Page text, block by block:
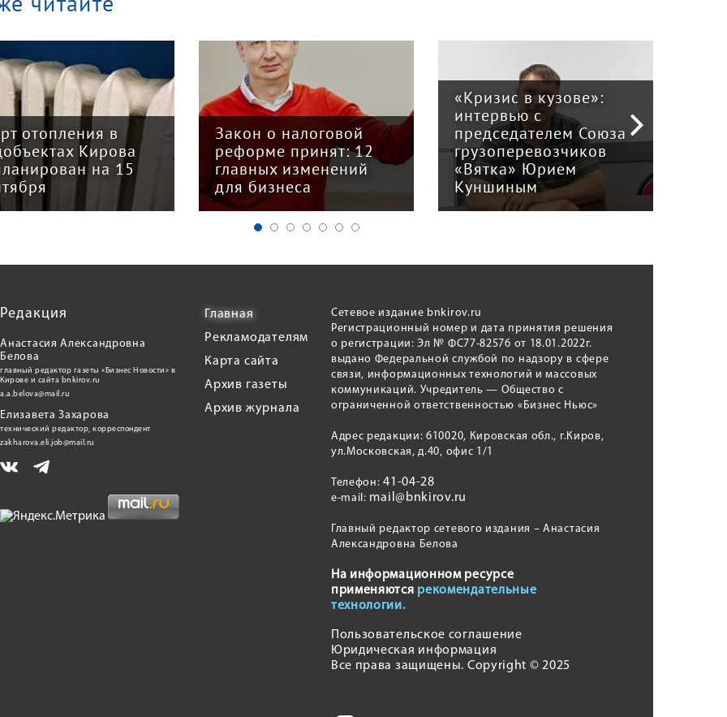
отопления в
Кирова
на 15
Закон о налоговой
реформе принят: 12
главных изменений
для бизнеса
«Кризис в кузове»:
интервью с
председателем Союза
грузоперевозчиков
«Вятка» Юрием
Куншиным
Редакция
Анастасия Александровна
Белова
главный редактор газеты «Бизнес Новости» в
Кирове и сайта bnkirov.ru
a.a.belova@mail.ru
Елизавета Захарова
технический редактор, корреспондент
zakharova.eli.job@mail.ru
Главная
Рекламодателям
Карта сайта
Архив газеты
Архив журнала
Сетевое издание bnkirov.ru
Регистрационный номер и дата принятия решения
о регистрации: Эл № ФС77-82576 от 18.01.2022г.
выдано Федеральной службой по надзору в сфере
связи, информационных технологий и массовых
коммуникаций. Учредитель — Общество с
ограниченной ответственностью «Бизнес Ньюс»
Адрес редакции: 610020, Кировская обл., г.Киров,
ул.Московская, д.40, офис 1/1
Телефон:41-04-28
e-mail: mail@bnkirov.ru
Главный редактор сетевого издания – Анастасия
Александровна Белова
На информационном ресурсе
применяются рекомендательные
технологии.
Пользовательское соглашение
Юридическая информация
Все права защищены. Copyright © 2025